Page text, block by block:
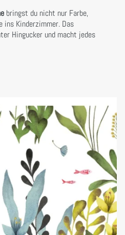
bringst du nicht nur Farbe,
ins Kinderzimmer. Das
Hingucker und macht jedes